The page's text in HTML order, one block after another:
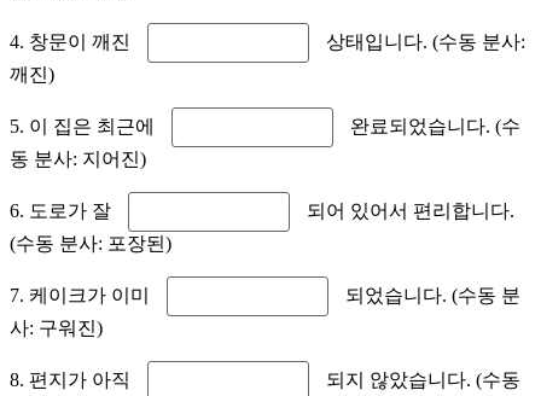
4. 창문이 깨진
상태입니다. (수동 분사:
깨진)
5. 이 집은 최근에
완료되었습니다. (수
동 분사: 지어진)
6. 도로가 잘
되어 있어서 편리합니다.
(수동 분사: 포장된)
7. 케이크가 이미
되었습니다. (수동 분
사: 구워진)
8. 편지가 아직
되지 않았습니다. (수동